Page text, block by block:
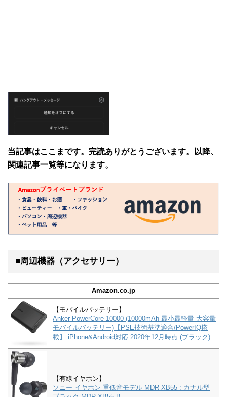
当記事はここまです。完読ありがとうございます。以降、
関連記事一覧等になります。
■周辺機器（アクセサリー）
Amazon.co.jp
【モバイルバッテリー】
Anker PowerCore 10000 (10000mAh 最小最軽量 大容量
モバイルバッテリー)【PSE技術基準適合/PowerIQ搭
載】 iPhone&Android対応 2020年12月時点 (ブラック)
【有線イヤホン】
ソニー イヤホン 重低音モデル MDR-XB55 : カナル型